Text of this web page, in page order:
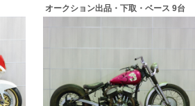
オークション出品・下取・ベース 9台